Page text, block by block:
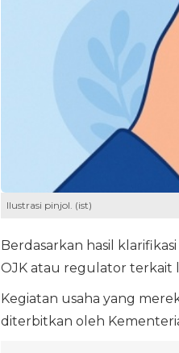
Ilustrasi pinjol. (ist)
Berdasarkan hasil
OJK atau regulator terkait
Kegiatan usaha yang
diterbitkan oleh